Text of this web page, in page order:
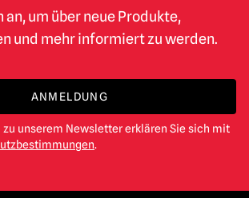
an, um über neue Produkte,
und mehr informiert zu werden.
ANMELDUNG
unserem Newsletter erklären Sie sich mit
.